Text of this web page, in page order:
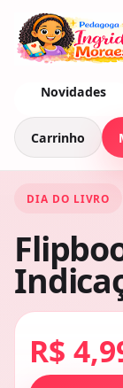
Novidades
Carrinho
DIA DO LIVRO
R$